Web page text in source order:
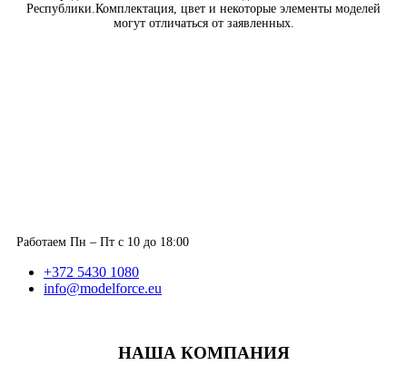
Республики.Комплектация, цвет и некоторые элементы моделей
могут отличаться от заявленных.
Работаем Пн – Пт с 10 до 18:00
+372 5430 1080
info@modelforce.eu
НАША КОМПАНИЯ